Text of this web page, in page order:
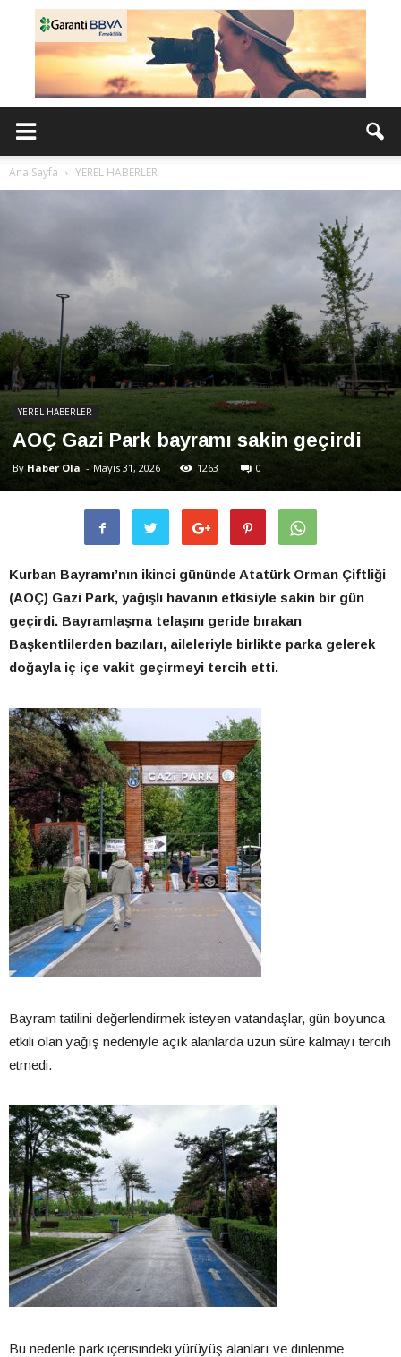
Ana Sayfa YEREL HABERLER
YEREL HABERLER
AOÇ Gazi Park bayramı sakin geçirdi
By Haber Ola - Mayıs 31, 2026 1263 0
Kurban Bayramı’nın ikinci gününde Atatürk Orman Çiftliği
(AOÇ) Gazi Park, yağışlı havanın etkisiyle sakin bir gün
geçirdi. Bayramlaşma telaşını geride bırakan
Başkentlilerden bazıları, aileleriyle birlikte parka gelerek
doğayla iç içe vakit geçirmeyi tercih etti.
Bayram tatilini değerlendirmek isteyen vatandaşlar, gün boyunca
etkili olan yağış nedeniyle açık alanlarda uzun süre kalmayı tercih
etmedi.
Bu nedenle park içerisindeki yürüyüş alanları ve dinlenme